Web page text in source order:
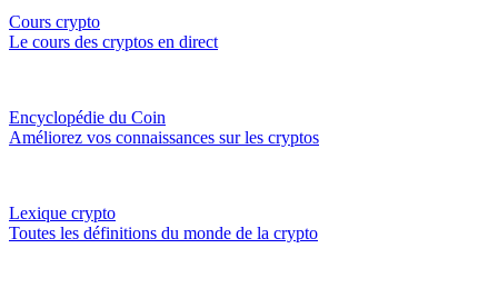
Cours crypto
Le cours des cryptos en direct
Encyclopédie du Coin
Améliorez vos connaissances sur les cryptos
Lexique crypto
Toutes les définitions du monde de la crypto